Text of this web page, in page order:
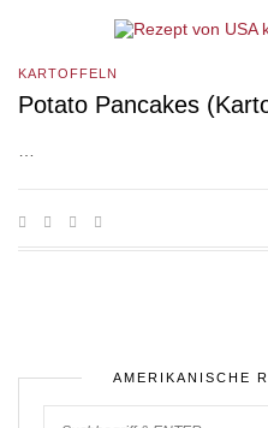
KARTOFFELN
Potato Pancakes
AMERIKANISCHE